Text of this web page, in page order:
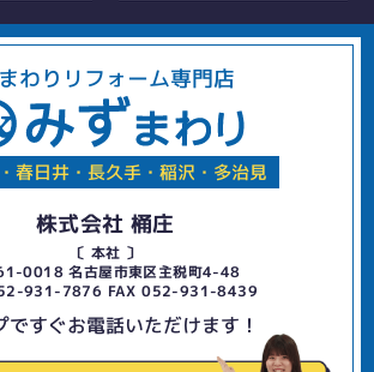
わりリフォーム専門店
春日井・長久手・稲沢・多治見
株式会社 桶庄
〔 本社 〕
0018 名古屋市東区主税町4-48
931-7876 FAX 052-931-8439
ですぐお電話いただけます！